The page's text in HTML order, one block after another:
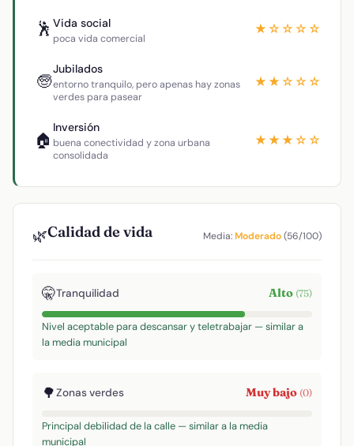
🕺 Vida social
poca vida comercial
★☆☆☆☆
🧓
Jubilados
entorno tranquilo, pero apenas hay zonas
verdes para pasear
★★☆☆☆
🏠
Inversión
buena conectividad y zona urbana
consolidada
★★★☆☆
🌿Calidad de vida Media:Moderado(56/100)
🤫Tranquilidad Alto (75)
Nivel aceptable para descansar y teletrabajar — similar a
la media municipal
🌳Zonas verdes Muy bajo (0)
Principal debilidad de la calle — similar a la media
municipal